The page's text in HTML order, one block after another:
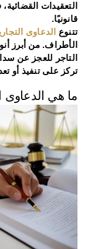
التعقيدات
قانونيًا.
تتنوع
الدعاوى
الأطراف. من أبرز
التاجر للعجز عن
تركز على تنفيذ أو
ما هي الدعاوى